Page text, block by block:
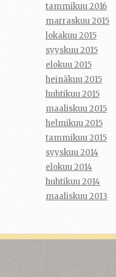
tammikuu 2016
marraskuu 2015
lokakuu 2015
syyskuu 2015
elokuu 2015
heinäkuu 2015
huhtikuu 2015
maaliskuu 2015
helmikuu 2015
tammikuu 2015
syyskuu 2014
elokuu 2014
huhtikuu 2014
maaliskuu 2013